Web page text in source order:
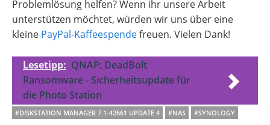
Problemlösung helfen? Wenn ihr unsere Arbeit
unterstützen möchtet, würden wir uns über eine
kleine PayPal-Kaffeespendefreuen. Vielen Dank!
Lesetipp: QNAP: DeadBolt
Ransomware - Sicherheitsupdate für
die Photo Station
#DISKSTATION MANAGER 7.1-42661 UPDATE 4 #NAS #SYNOLOGY